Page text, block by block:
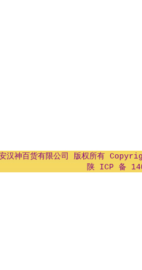
汉神百货有限公司 版权所有
陕 ICP 备